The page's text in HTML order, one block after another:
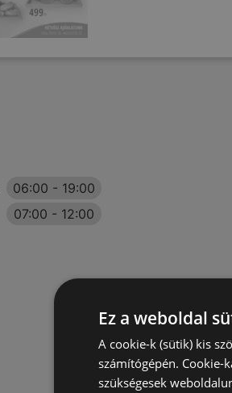
06:00 - 19:00
07:00 - 12:00
Ez a weboldal
A cookie-k (sütik) kis
számítógépén. Cookie-
szükségesek